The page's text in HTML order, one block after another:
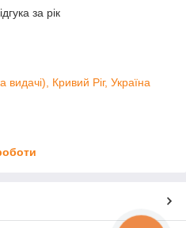
за рік
Кривий Ріг, Україна